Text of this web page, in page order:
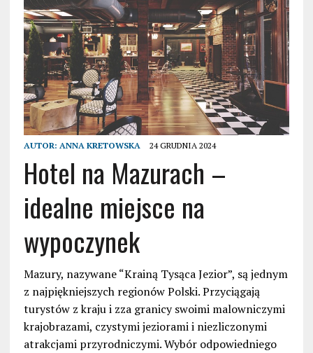
AUTOR: ANNA KRETOWSKA 24 GRUDNIA 2024
Hotel na Mazurach –
idealne miejsce na
wypoczynek
Mazury, nazywane “Krainą Tysąca Jezior”, są jednym
z najpiękniejszych regionów Polski. Przyciągają
turystów z kraju i zza granicy swoimi malowniczymi
krajobrazami, czystymi jeziorami i niezliczonymi
atrakcjami przyrodniczymi. Wybór odpowiedniego